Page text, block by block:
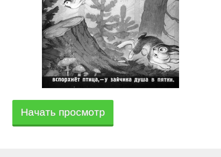
Начать просмотр